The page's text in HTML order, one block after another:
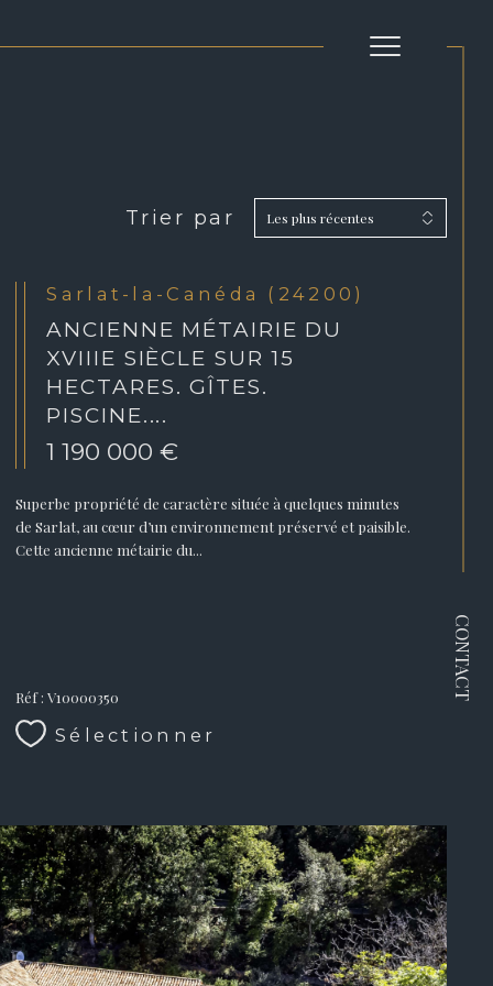
CONTACT
Filtrer
filtres
Trier par Les plus récentes
Sarlat-la-Canéda (24200)
ANCIENNE MÉTAIRIE DU
XVIIIE SIÈCLE SUR 15
HECTARES. GÎTES.
PISCINE....
1 190 000 €
Superbe propriété de caractère située à quelques minutes
de Sarlat, au cœur d’un environnement préservé et paisible.
Cette ancienne métairie du...
Réf : V10000350
Sélectionner